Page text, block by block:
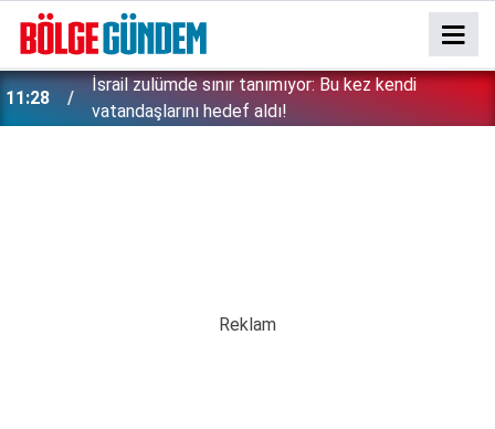
11:28
İsrail zulümde sınır tanımıyor: Bu kez kendi
vatandaşlarını hedef aldı!